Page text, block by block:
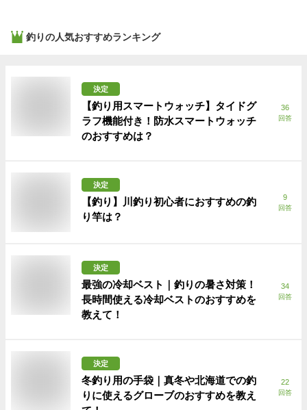
釣りの人気おすすめランキング
決定
【釣り用スマートウォッチ】タイドグ
ラフ機能付き！防水スマートウォッチ
のおすすめは？
36
回答
決定
【釣り】川釣り初心者におすすめの釣
り竿は？
9
回答
決定
最強の冷却ベスト｜釣りの暑さ対策！
長時間使える冷却ベストのおすすめを
教えて！
34
回答
決定
冬釣り用の手袋｜真冬や北海道での釣
りに使えるグローブのおすすめを教え
22
回答